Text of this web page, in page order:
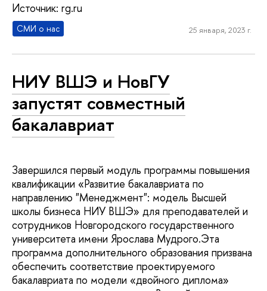
Источник: rg.ru
СМИ о нас 25 января, 2023 г.
НИУ ВШЭ и НовГУ
запустят совместный
бакалавриат
Завершился первый модуль программы повышения
квалификации «Развитие бакалавриата по
направлению "Менеджмент": модель Высшей
школы бизнеса НИУ ВШЭ» для преподавателей и
сотрудников Новгородского государственного
университета имени Ярослава Мудрого.Эта
программа дополнительного образования призвана
обеспечить соответствие проектируемого
бакалавриата по модели «двойного диплома»